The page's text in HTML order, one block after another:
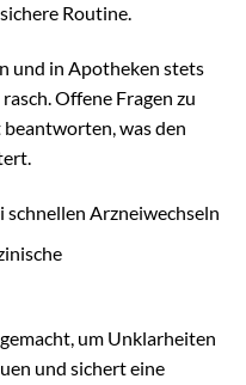
Routine.
und in Apotheken stets
Offene Fragen zu
was den
schnellen Arzneiwechseln
um Unklarheiten
und sichert eine